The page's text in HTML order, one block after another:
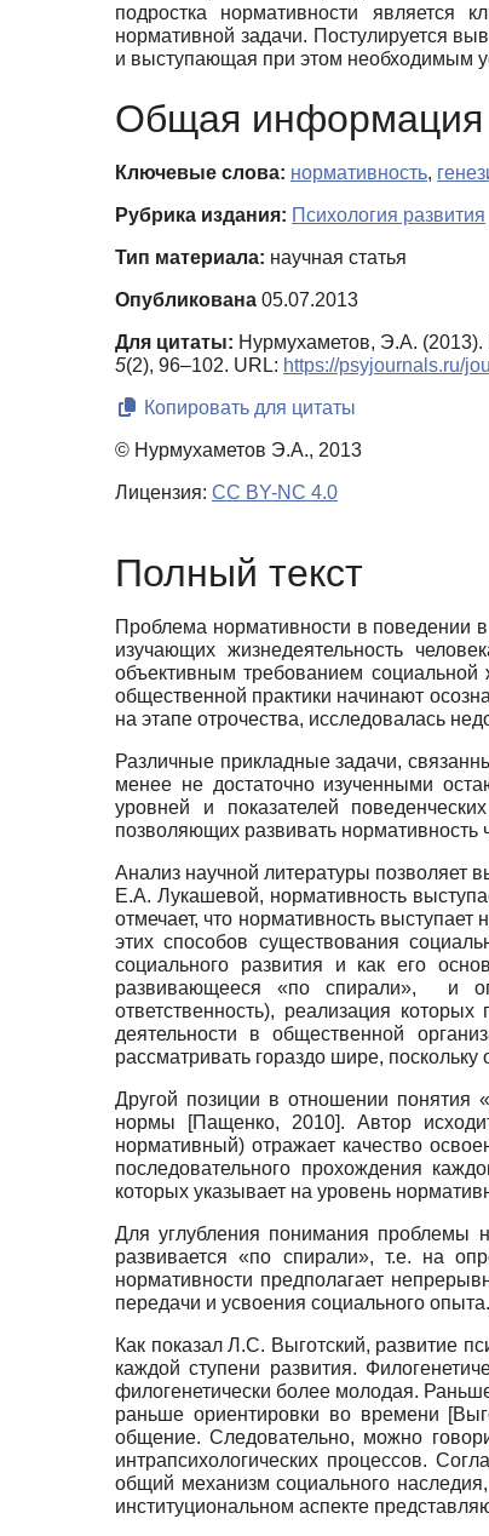
подростка нормативности является
нормативной задачи. Постулируется
и выступающая при этом необходимым
Общая информация
Ключевые слова: нормативность,
Рубрика издания: Психология развития
Тип материала: научная статья
Опубликована 05.07.2013
Для цитаты: Нурмухаметов, Э.А. (2013).
5(2), 96–102. URL: https://psyjournals.ru/
Копировать для цитаты
© Нурмухаметов Э.А., 2013
Лицензия: CC BY-NC 4.0
Полный текст
Проблема нормативности в поведении
изучающих жизнедеятельность
объективным требованием
общественной практики начинают
на этапе отрочества, исследовалась
Различные прикладные задачи,
менее не достаточно изученными
уровней и показателей
позволяющих развивать нормативность
Анализ научной литературы позволяет
Е.А. Лукашевой, нормативность
отмечает, что нормативность
этих способов существования
социального развития и как его
развивающееся «по спирали», и
ответственность), реализация
деятельности в общественной
рассматривать гораздо шире, поскольку
Другой позиции в отношении понятия
нормы
[Пащенко, 2010]. Автор
нормативный) отражает качество
последовательного прохождения
которых указывает на уровень
Для углубления понимания проблемы
развивается «по спирали», т.е. на
нормативности предполагает
передачи и усвоения социального опыта.
Как показал Л.С. Выготский, развитие
каждой ступени развития.
филогенетически более молодая.
раньше ориентировки во времени [
общение. Следовательно, можно
интрапсихологических процессов.
общий механизм социального
институциональном аспекте